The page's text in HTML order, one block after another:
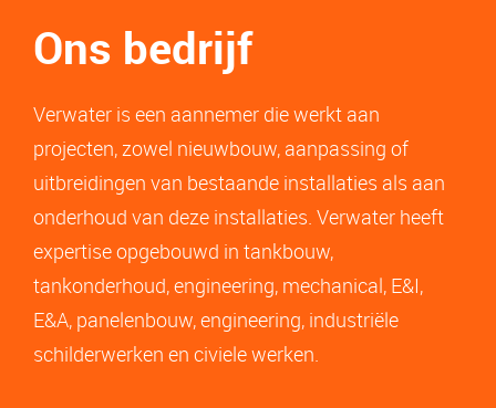
Ons bedrijf
Verwater is een aannemer die werkt aan
projecten, zowel nieuwbouw, aanpassing of
uitbreidingen van bestaande installaties als aan
onderhoud van deze installaties. Verwater heeft
expertise opgebouwd in tankbouw,
tankonderhoud, engineering, mechanical, E&I,
E&A, panelenbouw, engineering, industriële
schilderwerken en civiele werken.